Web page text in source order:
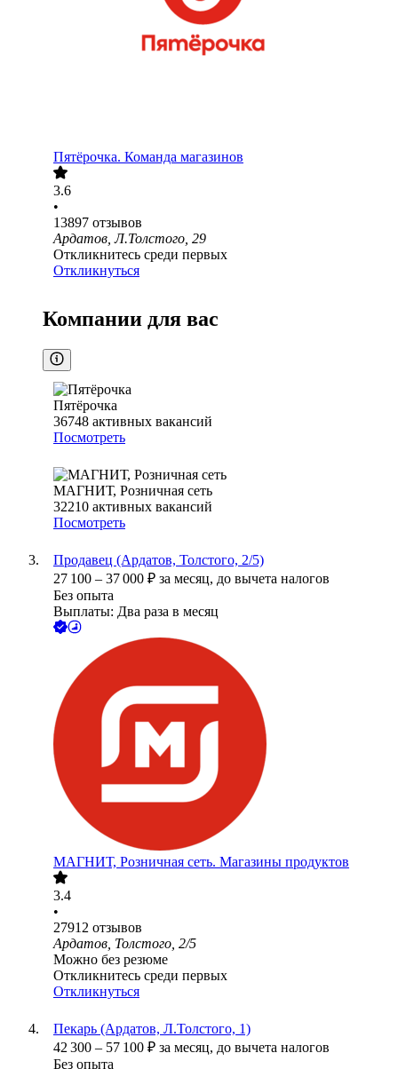
Пятёрочка. Команда магазинов
3.6
•
13897 отзывов
Ардатов, Л.Толстого, 29
Откликнитесь среди первых
Откликнуться
Компании для вас
Пятёрочка
36748 активных вакансий
Посмотреть
МАГНИТ, Розничная сеть
32210 активных вакансий
Посмотреть
Продавец (Ардатов, Толстого, 2/5)
27 100 – 37 000 ₽ за месяц, до вычета налогов
Без опыта
Выплаты: Два раза в месяц
МАГНИТ, Розничная сеть. Магазины продуктов
3.4
•
27912 отзывов
Ардатов, Толстого, 2/5
Можно без резюме
Откликнитесь среди первых
Откликнуться
Пекарь (Ардатов, Л.Толстого, 1)
42 300 – 57 100 ₽ за месяц, до вычета налогов
Без опыта